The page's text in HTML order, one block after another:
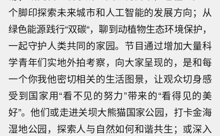
个脚印探索未来城市和人工智能的发展方向；从
绿色能源践行“双碳“，聊到动植物生态环境保护，
一起守护人类共同的家园。节目通过增加大量科
学青年们实地外拍考察，向大家呈现的，是和每
一个你我他密切相关的生活图景，让观众切身感
受到国家用“看不见的努力”带来的“看得见的美
好”。他们或走进关坝大熊猫国家公园，打卡金海
湿地公园，探索人与自然如何和谐共生；或深入